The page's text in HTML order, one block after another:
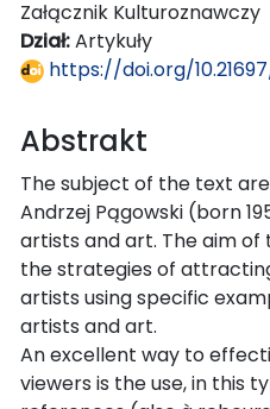
Załącznik Kulturoznawczy
Dział:Artykuły
https://doi.org/
Abstrakt
The subject of the text
Andrzej Pągowski (born
artists and art. The aim of
the strategies of
artists using specific
artists and art.
An excellent way to
viewers is the use, in this